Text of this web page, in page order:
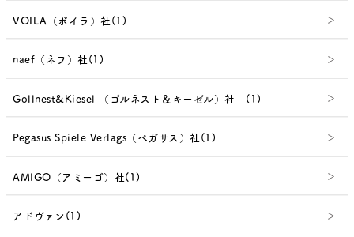
VOILA（ボイラ）社(1)
naef（ネフ）社(1)
Gollnest&Kiesel （ゴルネスト＆キーゼル）社 (1)
Pegasus Spiele Verlags（ペガサス）社(1)
AMIGO（アミーゴ）社(1)
アドヴァン(1)